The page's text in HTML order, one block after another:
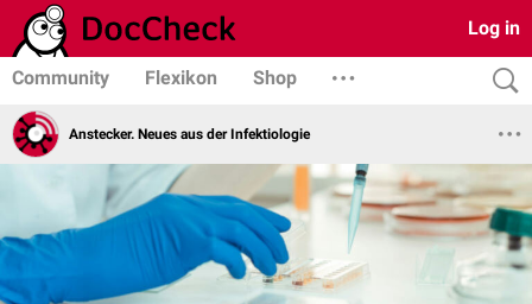
Log in
Community Flexikon Shop
Anstecker. Neues aus der Infektiologie